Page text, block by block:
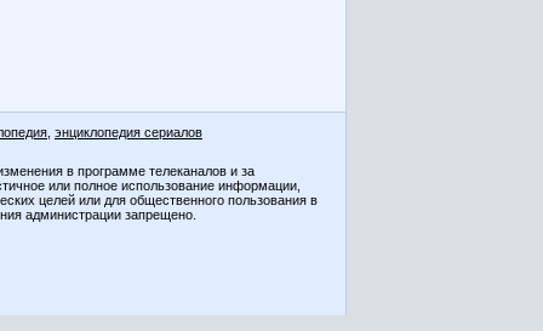
энциклопедия сериалов
в программе телеканалов и за
или полное использование информации,
целей или для общественного пользования в
администрации запрещено.